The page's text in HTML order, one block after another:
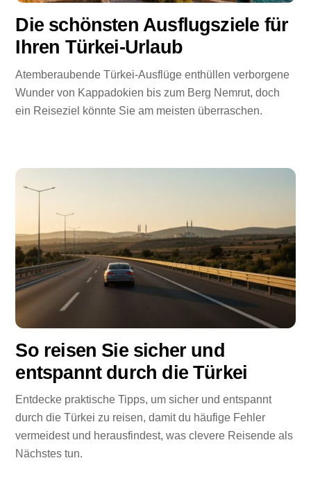
Die schönsten Ausflugsziele für
Ihren Türkei-Urlaub
Atemberaubende Türkei-Ausflüge enthüllen verborgene
Wunder von Kappadokien bis zum Berg Nemrut, doch
ein Reiseziel könnte Sie am meisten überraschen.
So reisen Sie sicher und
entspannt durch die Türkei
Entdecke praktische Tipps, um sicher und entspannt
durch die Türkei zu reisen, damit du häufige Fehler
vermeidest und herausfindest, was clevere Reisende als
Nächstes tun.